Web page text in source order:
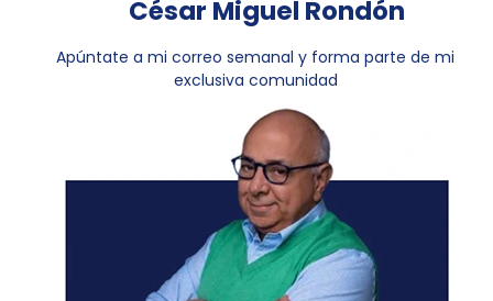
César Miguel Rondón
Apúntate a mi correo semanal y forma parte de mi
exclusiva comunidad